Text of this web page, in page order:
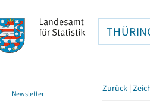
Newsletter Zurück |